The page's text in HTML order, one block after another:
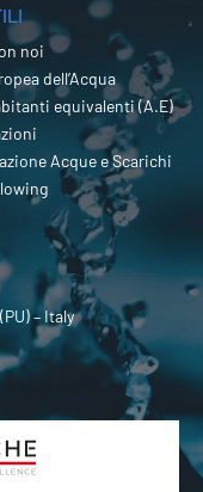
noi
dell’Acqua
equivalenti (A.E)
Acque e Scarichi
– Italy